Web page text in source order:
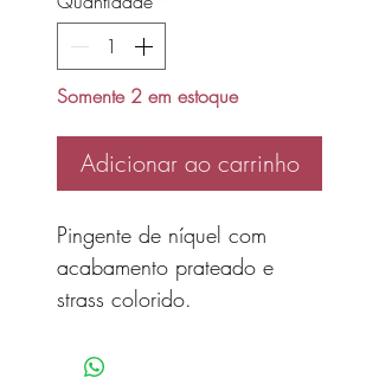
Somente 2 em estoque
Adicionar ao carrinho
Pingente de níquel com
acabamento prateado e
strass colorido.